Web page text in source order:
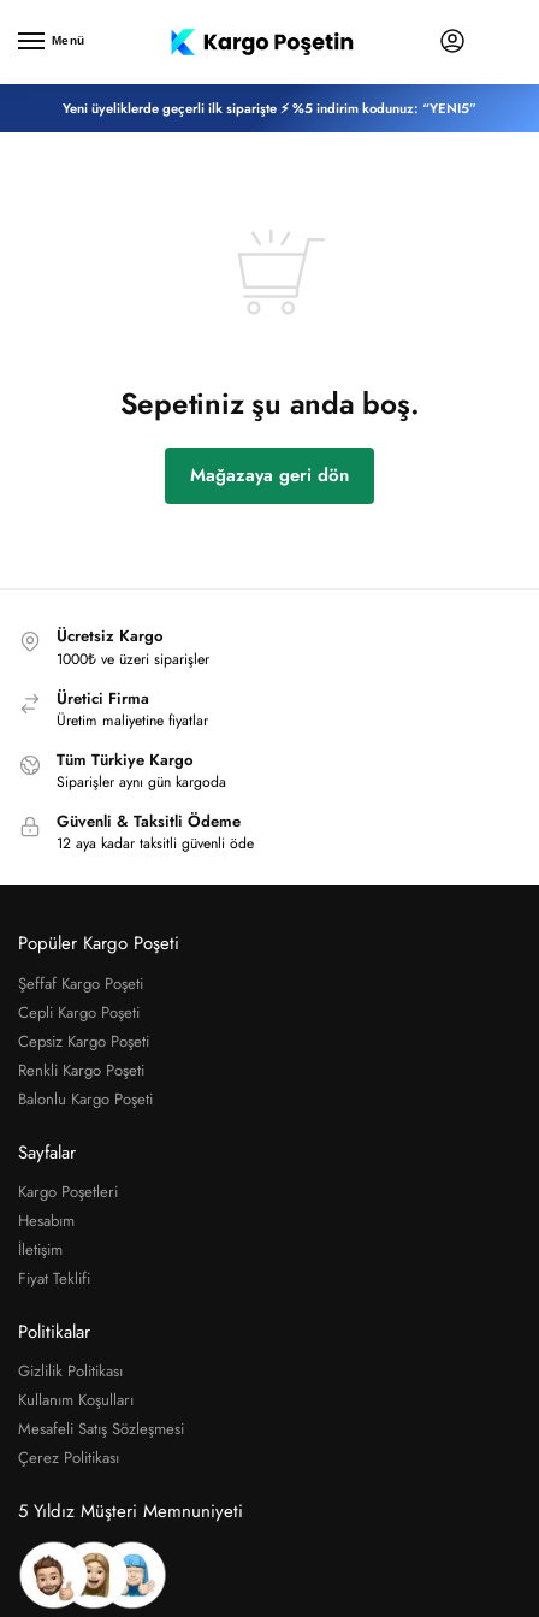
Menü
Yeni üyeliklerde geçerli ilk siparişte ⚡ %5 indirim kodunuz: “YENI5”
Sepetiniz şu anda boş.
Mağazaya geri dön
Ücretsiz Kargo
1000₺ ve üzeri siparişler
Üretici Firma
Üretim maliyetine fiyatlar
Tüm Türkiye Kargo
Siparişler aynı gün kargoda
Güvenli & Taksitli Ödeme
12 aya kadar taksitli güvenli öde
Popüler Kargo Poşeti
Şeffaf Kargo Poşeti
Cepli Kargo Poşeti
Cepsiz Kargo Poşeti
Renkli Kargo Poşeti
Balonlu Kargo Poşeti
Sayfalar
Kargo Poşetleri
Hesabım
İletişim
Fiyat Teklifi
Politikalar
Gizlilik Politikası
Kullanım Koşulları
Mesafeli Satış Sözleşmesi
Çerez Politikası
5 Yıldız Müşteri Memnuniyeti